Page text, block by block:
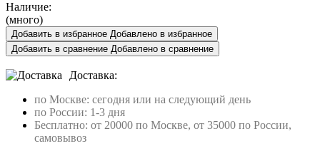
Наличие:
(много)
Добавить в избранное Добавлено в избранное
Добавить в сравнение Добавлено в сравнение
Доставка:
по Москве: сегодня или на следующий день
по России: 1-3 дня
Бесплатно: от 20000 по Москве, от 35000 по России,
самовывоз